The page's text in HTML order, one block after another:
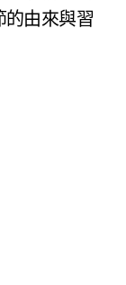
的由來與習